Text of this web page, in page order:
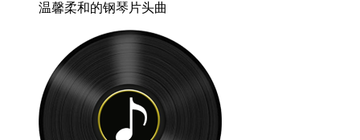
温馨柔和的钢琴片头曲